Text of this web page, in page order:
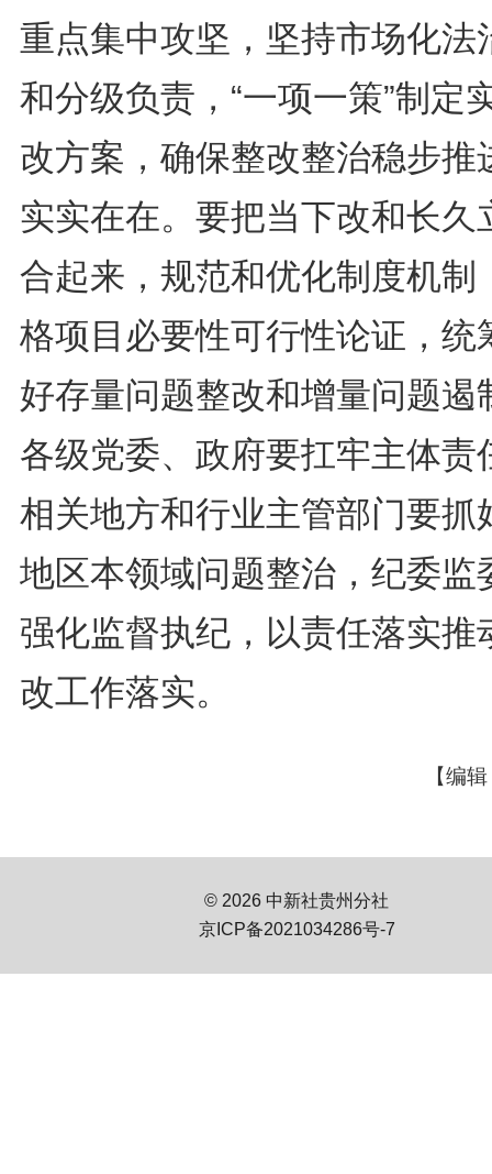
重点集中攻坚，坚持市场化法
和分级负责，“一项一策”制定
改方案，确保整改整治稳步推
实实在在。要把当下改和长久
合起来，规范和优化制度机制
格项目必要性可行性论证，统
好存量问题整改和增量问题遏
各级党委、政府要扛牢主体责
相关地方和行业主管部门要抓
地区本领域问题整治，纪委监
强化监督执纪，以责任落实推
改工作落实。
【编
© 2026 中新社贵州分社
京ICP备2021034286号-7